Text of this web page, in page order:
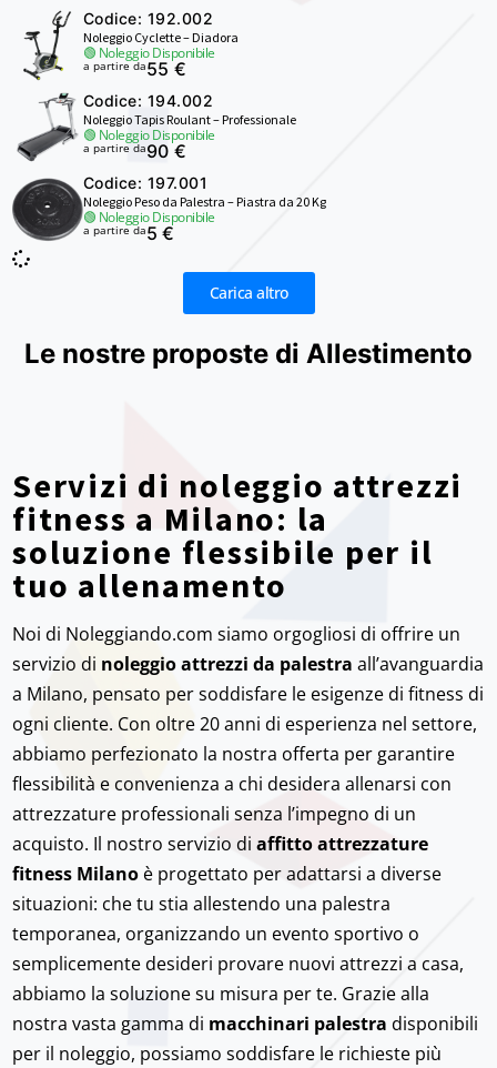
Codice: 192.002
Noleggio Cyclette – Diadora
🟢 Noleggio Disponibile
a partire da55 €
Codice: 194.002
Noleggio Tapis Roulant – Professionale
🟢 Noleggio Disponibile
a partire da90 €
Codice: 197.001
Noleggio Peso da Palestra – Piastra da 20 Kg
🟢 Noleggio Disponibile
a partire da5 €
Carica altro
Le nostre proposte di Allestimento
Servizi di noleggio attrezzi
fitness a Milano: la
soluzione flessibile per il
tuo allenamento
Noi di Noleggiando.com siamo orgogliosi di offrire un
servizio di noleggio attrezzi da palestra all’avanguardia
a Milano, pensato per soddisfare le esigenze di fitness di
ogni cliente. Con oltre 20 anni di esperienza nel settore,
abbiamo perfezionato la nostra offerta per garantire
flessibilità e convenienza a chi desidera allenarsi con
attrezzature professionali senza l’impegno di un
acquisto. Il nostro servizio diaffitto attrezzature
fitness Milano è progettato per adattarsi a diverse
situazioni: che tu stia allestendo una palestra
temporanea, organizzando un evento sportivo o
semplicemente desideri provare nuovi attrezzi a casa,
abbiamo la soluzione su misura per te. Grazie alla
nostra vasta gamma di macchinari palestra disponibili
per il noleggio, possiamo soddisfare le richieste più